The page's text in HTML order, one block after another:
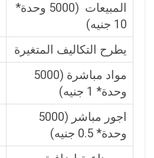
المبيعات (5000 وحدة*
10 جنيه)
يطرح التكاليف المتغيرة
مواد مباشرة (5000
وحدة* 1 جنيه)
اجور مباشر (5000
وحدة* 0.5 جنيه)